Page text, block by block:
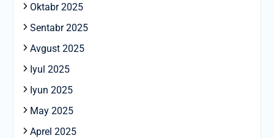
Oktabr 2025
Sentabr 2025
Avgust 2025
Iyul 2025
Iyun 2025
May 2025
Aprel 2025